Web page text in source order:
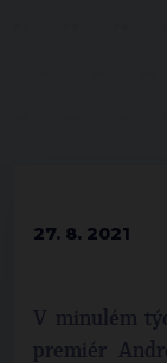
27. 8. 2021
V minulém
premiér